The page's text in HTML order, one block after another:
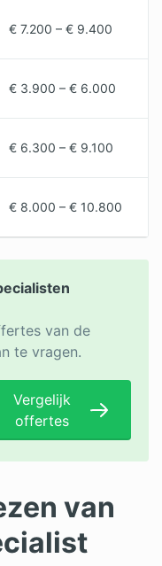
€ 7.200 – € 9.400
€ 3.900 – € 6.000
€ 6.300 – € 9.100
€ 8.000 – € 10.800
van de
te vragen.
Vergelijk
offertes
van